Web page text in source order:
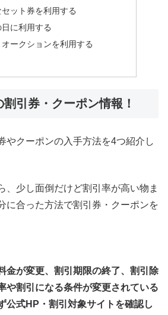
ット券を利用する
に利用する
ークションを利用する
引券・クーポン情報！
やクーポンの入手方法を4つ紹介し
、少し面倒だけど割引率が高い物ま
に合った方法で割引券・クーポンを
金が変更、割引期限の終了、割引除
や割引になる条件が変更されている
公式HP・割引対象サイトを確認し